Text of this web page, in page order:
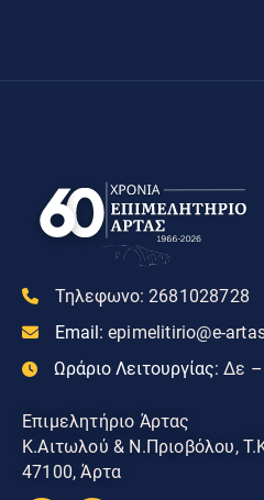
Τηλεφωνο: 2681028728
Email: epimelitirio@e-
Ωράριο Λειτουργίας: Δε –
Επιμελητήριο Άρτας
Κ.Αιτωλού & Ν.Πριοβόλου,
47100, Άρτα